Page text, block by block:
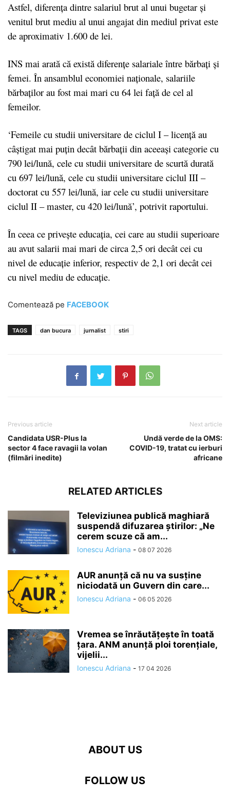
Astfel, diferenţa dintre salariul brut al unui bugetar şi
venitul brut mediu al unui angajat din mediul privat este
de aproximativ 1.600 de lei.
INS mai arată că există diferențe salariale între bărbați și
femei. În ansamblul economiei naţionale, salariile
bărbaţilor au fost mai mari cu 64 lei faţă de cel al
femeilor.
‘Femeile cu studii universitare de ciclul I – licenţă au
câştigat mai puţin decât bărbaţii din aceeaşi categorie cu
790 lei/lună, cele cu studii universitare de scurtă durată
cu 697 lei/lună, cele cu studii universitare ciclul III –
doctorat cu 557 lei/lună, iar cele cu studii universitare
ciclul II – master, cu 420 lei/lună’, potrivit raportului.
În ceea ce privește educația, cei care au studii superioare
au avut salarii mai mari de circa 2,5 ori decât cei cu
nivel de educaţie inferior, respectiv de 2,1 ori decât cei
cu nivel mediu de educaţie.
Comentează pe FACEBOOK
TAGS dan bucura jurnalist stiri
Previous article
Candidata USR-Plus la
sector 4 face ravagii la volan
(filmări inedite)
Next article
Undă verde de la OMS:
COVID-19, tratat cu ierburi
africane
RELATED ARTICLES
Televiziunea publică maghiară
suspendă difuzarea ştirilor: „Ne
cerem scuze că am...
Ionescu Adriana - 08 07 2026
AUR anunță că nu va susține
niciodată un Guvern din care...
Ionescu Adriana - 06 05 2026
Vremea se înrăutăţeşte în toată
ţara. ANM anunță ploi torențiale,
vijelii...
Ionescu Adriana - 17 04 2026
ABOUT US
FOLLOW US